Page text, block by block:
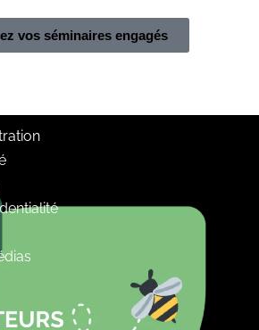
vos séminaires engagés